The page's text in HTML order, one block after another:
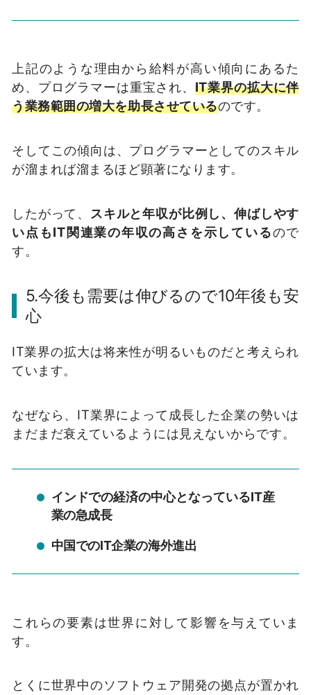
上記のような理由から給料が高い傾向にあるた
め、プログラマーは重宝され、 IT業界の拡大に伴
う業務範囲の増大を助長させているのです。
そしてこの傾向は、プログラマーとしてのスキル
が溜まれば溜まるほど顕著になります。
したがって、 スキルと年収が比例し、伸ばしやす
い点もIT関連業の年収の高さを示しているので
す。
5.今後も需要は伸びるので10年後も安
心
IT業界の拡大は将来性が明るいものだと考えられ
ています。
なぜなら、IT業界によって成長した企業の勢いは
まだまだ衰えているようには見えないからです。
インドでの経済の中心となっているIT産
業の急成長
中国でのIT企業の海外進出
これらの要素は世界に対して影響を与えていま
す。
とくに世界中のソフトウェア開発の拠点が置かれ